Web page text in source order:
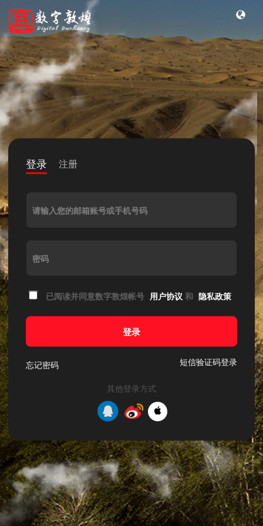
登录 注册
请输入您的邮箱账号或手机号码
密码
已阅读并同意数字敦煌帐号 用户协议 和 隐私政策
登录
忘记密码 短信验证码登录
其他登录方式